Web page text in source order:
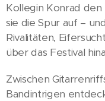
Kollegin Konrad
sie die Spur auf –
Rivalitäten,
über das Festival
Zwischen
Bandintrigen